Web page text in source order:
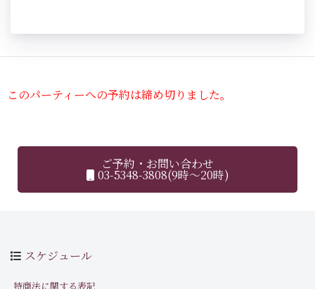
このパーティーへの予約は締め切りました。
ご予約・お問い合わせ
03-5348-3808(9時～20時)
スケジュール
特商法に関する表記